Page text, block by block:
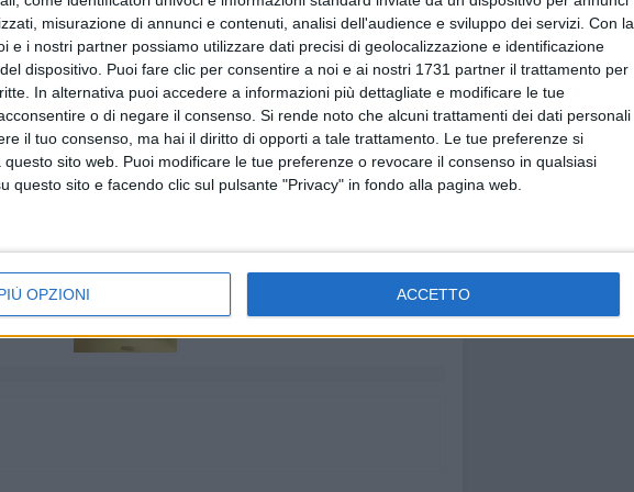
misurazione di annunci e contenuti, analisi dell'audience e sviluppo dei servizi. Con la
e i nostri partner possiamo utilizzare dati precisi di geolocalizzazione e identificazione
dispositivo. Puoi fare clic per consentire a noi e ai nostri 1731 partner il trattamento per
In alternativa puoi accedere a informazioni più dettagliate e modificare le tue
o di negare il consenso. Si rende noto che alcuni trattamenti dei dati personali
il tuo consenso, ma hai il diritto di opporti a tale trattamento. Le tue preferenze si
sito web. Puoi modificare le tue preferenze o revocare il consenso in qualsiasi
questo sito e facendo clic sul pulsante "Privacy" in fondo alla pagina web.
OPZIONI ACCETTO
alla consultazione pubblica con proprie
può fare un passo enorme verso un
e dell'impatto ecologico delle proprie lavorazioni»
Lavori sul litorale, gli
aggiornamenti del sindaco di
Giovinazzo - FOTO